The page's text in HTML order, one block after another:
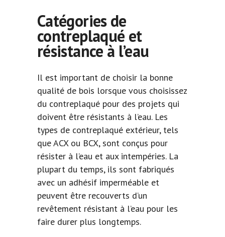
Catégories de
contreplaqué et
résistance à l’eau
Il est important de choisir la bonne
qualité de bois lorsque vous choisissez
du contreplaqué pour des projets qui
doivent être résistants à l’eau. Les
types de contreplaqué extérieur, tels
que ACX ou BCX, sont conçus pour
résister à l’eau et aux intempéries. La
plupart du temps, ils sont fabriqués
avec un adhésif imperméable et
peuvent être recouverts d’un
revêtement résistant à l’eau pour les
faire durer plus longtemps.